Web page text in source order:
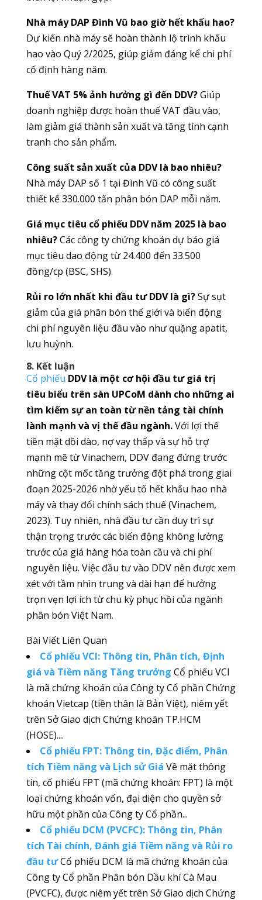
Nhà máy DAP Đình Vũ bao giờ hết khấu hao?
Dự kiến nhà máy sẽ hoàn thành lộ trình khấu
hao vào Quý 2/2025, giúp giảm đáng kể chi phí
cố định hàng năm.
Thuế VAT 5% ảnh hưởng gì đến DDV?Giúp
doanh nghiệp được hoàn thuế VAT đầu vào,
làm giảm giá thành sản xuất và tăng tính cạnh
tranh cho sản phẩm.
Công suất sản xuất của DDV là bao nhiêu?
Nhà máy DAP số 1 tại Đình Vũ có công suất
thiết kế 330.000 tấn phân bón DAP mỗi năm.
Giá mục tiêu cổ phiếu DDV năm 2025 là bao
nhiêu?Các công ty chứng khoán dự báo giá
mục tiêu dao động từ 24.400 đến 33.500
đồng/cp (BSC, SHS).
Rủi ro lớn nhất khi đầu tư DDV là gì?Sự sụt
giảm của giá phân bón thế giới và biến động
chi phí nguyên liệu đầu vào như quặng apatit,
lưu huỳnh.
8. Kết luận
Cổ phiếu DDV là một cơ hội đầu tư giá trị
tiêu biểu trên sàn UPCoM dành cho những ai
tìm kiếm sự an toàn từ nền tảng tài chính
lành mạnh và vị thế đầu ngành.Với lợi thế
tiền mặt dồi dào, nợ vay thấp và sự hỗ trợ
mạnh mẽ từ Vinachem, DDV đang đứng trước
những cột mốc tăng trưởng đột phá trong giai
đoạn 2025-2026 nhờ yếu tố hết khấu hao nhà
máy và thay đổi chính sách thuế (Vinachem,
2023). Tuy nhiên, nhà đầu tư cần duy trì sự
thận trọng trước các biến động không lường
trước của giá hàng hóa toàn cầu và chi phí
nguyên liệu. Việc đầu tư vào DDV nên được xem
xét với tầm nhìn trung và dài hạn để hưởng
trọn vẹn lợi ích từ chu kỳ phục hồi của ngành
phân bón Việt Nam.
Bài Viết Liên Quan
Cổ phiếu VCI: Thông tin, Phân tích, Định
giá và Tiềm năng Tăng trưởng Cổ phiếu VCI
là mã chứng khoán của Công ty Cổ phần Chứng
khoán Vietcap (tiền thân là Bản Việt), niêm yết
trên Sở Giao dịch Chứng khoán TP.HCM
(HOSE)....
Cổ phiếu FPT: Thông tin, Đặc điểm, Phân
tích Tiềm năng và Lịch sử Giá Về mặt thông
tin, cổ phiếu FPT (mã chứng khoán: FPT) là một
loại chứng khoán vốn, đại diện cho quyền sở
hữu một phần của Công ty Cổ phần...
Cổ phiếu DCM (PVCFC): Thông tin, Phân
tích Tài chính, Đánh giá Tiềm năng và Rủi ro
đầu tưCổ phiếu DCM là mã chứng khoán của
Công ty Cổ phần Phân bón Dầu khí Cà Mau
(PVCFC), được niêm yết trên Sở Giao dịch Chứng